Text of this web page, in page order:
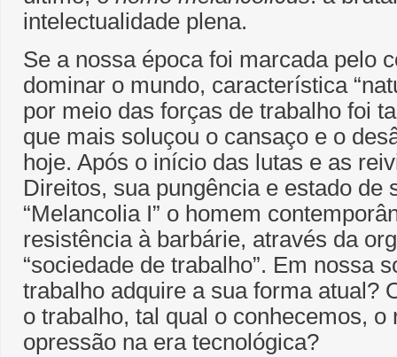
intelectualidade plena.
Se a nossa época foi marcada pelo
dominar o mundo, característica
por meio das forças de trabalho foi
que mais soluçou o cansaço e o
hoje. Após o início das lutas e as
Direitos, sua pungência e estado de
“Melancolia I” o homem
resistência à barbárie, através da
“sociedade de trabalho”. Em nossa
trabalho adquire a sua forma atual?
o trabalho, tal qual o conhecemos, o
opressão na era tecnológica?